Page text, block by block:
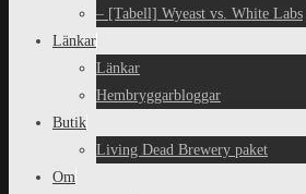
– [Tabell] Wyeast vs. White Labs
Länkar
Länkar
Hembryggarbloggar
Butik
Living Dead Brewery paket
Om